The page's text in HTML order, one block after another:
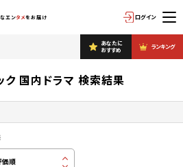
エンタメをお届け ログイン
あなたに
おすすめ
ランキング
ク 国内ドラマ 検索結果